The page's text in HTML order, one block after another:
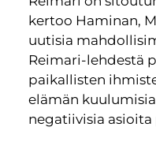
kertoo Haminan,
uutisia
Reimari-lehdestä
paikallisten
elämän
negatiivisia